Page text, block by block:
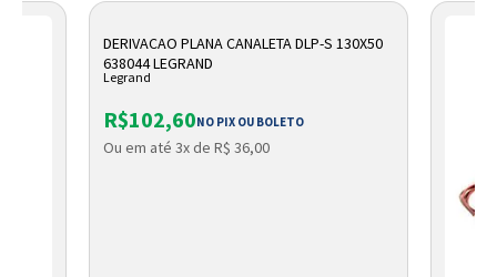
DERIVACAO PLANA CANALETA DLP-S 130X50
638044 LEGRAND
Legrand
R$102,60NO PIX OU BOLETO
Ou em até 3x de R$ 36,00